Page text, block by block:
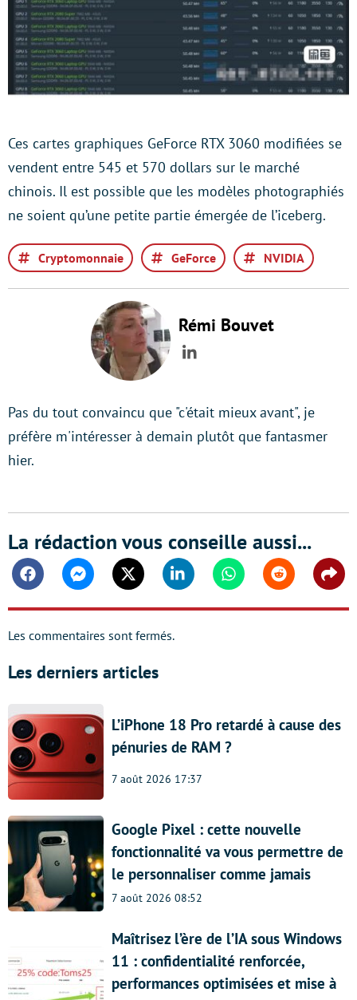
Ces cartes graphiques GeForce RTX 3060 modifiées se
vendent entre 545 et 570 dollars sur le marché
chinois. Il est possible que les modèles photographiés
ne soient qu’une petite partie émergée de l’iceberg.
Cryptomonnaie GeForce NVIDIA
Rémi Bouvet
LinkedIn
Pas du tout convaincu que "c'était mieux avant", je
préfère m'intéresser à demain plutôt que fantasmer
hier.
La rédaction vous conseille aussi...
FacebookMessengerTwitter Linkedin WhatsappReddit
Les commentaires sont fermés.
Les derniers articles
L’iPhone 18 Pro retardé à cause des
pénuries de RAM ?
7 août 2026 17:37
Google Pixel : cette nouvelle
fonctionnalité va vous permettre de
le personnaliser comme jamais
7 août 2026 08:52
Maîtrisez l’ère de l’IA sous Windows
11 : confidentialité renforcée,
performances optimisées et mise à